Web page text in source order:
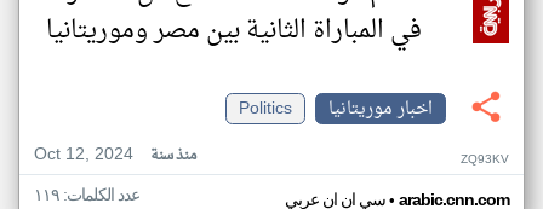
في المباراة الثانية بين مصر وموريتانيا
اخبار موريتانيا
Politics
Oct 12, 2024
منذ سنة ZQ93KV
سي ان ان عربي• arabic.cnn.com عدد الكلمات: ١١٩